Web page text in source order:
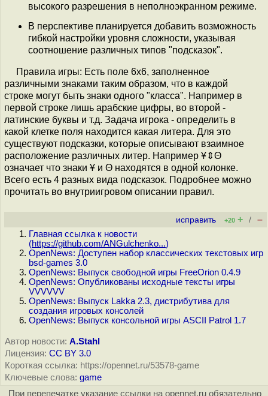
высокого разрешения в неполноэкранном режиме.
В перспективе планируется добавить возможность
гибкой настройки уровня сложности, указывая
соотношение различных типов "подсказок".
Правила игры: Есть поле 6х6, заполненное
различными знаками таким образом, что в каждой
строке могут быть знаки одного "класса". Например в
первой строке лишь арабские цифры, во второй -
латинские буквы и т.д. Задача игрока - определить в
какой клетке поля находится какая литера. Для это
существуют подсказки, которые описывают взаимное
расположение различных литер. Например ¥⇕Θ
означает что знаки ¥ и Θ находятся в одной колонке.
Всего есть 4 разных вида подсказок. Подробнее можно
прочитать во внутриигровом описании правил.
исправить +20 + / –
Главная ссылка к новости
(https://github.com/ANGulchenko...)
OpenNews: Доступен набор классических текстовых игр
bsd-games 3.0
OpenNews: Выпуск свободной игры FreeOrion 0.4.9
OpenNews: Опубликованы исходные тексты игры
VVVVVV
OpenNews: Выпуск Lakka 2.3, дистрибутива для
создания игровых консолей
OpenNews: Выпуск консольной игры ASCII Patrol 1.7
Автор новости: A.Stahl
Лицензия: CC BY 3.0
Короткая ссылка: https://opennet.ru/53578-game
Ключевые слова: game
При перепечатке указание ссылки на opennet.ru обязательно